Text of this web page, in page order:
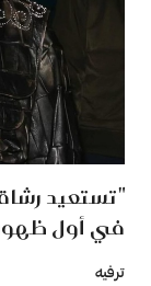
"تستعيد
في أول ظهور
ترفيه